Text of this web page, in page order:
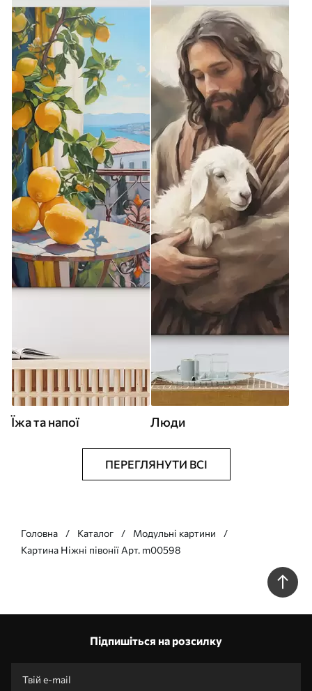
Їжа та напої Люди
ПЕРЕГЛЯНУТИ ВСІ
Головна Каталог
Модульні картини
Картина Ніжні півонії Арт. m00598
Підпишіться на розсилку